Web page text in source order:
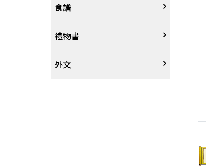
時尚、瘦身、芳療
戲劇、舞蹈
動腦解謎
教育教養
武俠小說
奇幻恐佈小說
推理小說
居家佈置
建築工藝
園藝
台灣
中港澳
日韓
食譜
中式
西式
禮物書
外文